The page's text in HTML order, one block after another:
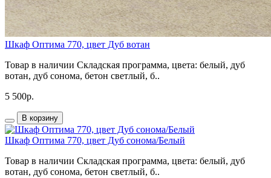
Шкаф Оптима 770, цвет Дуб вотан
Товар в наличии Складская программа, цвета: белый, дуб
вотан, дуб сонома, бетон светлый, б..
5 500р.
В корзину
Шкаф Оптима 770, цвет Дуб сонома/Белый
Товар в наличии Складская программа, цвета: белый, дуб
вотан, дуб сонома, бетон светлый, б..